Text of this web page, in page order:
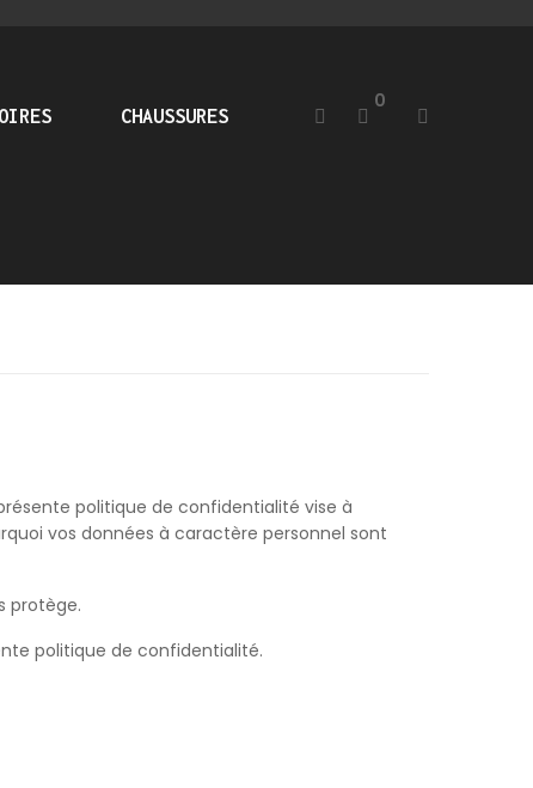
0
CHAUSSURES
politique de confidentialité vise à
vos données à caractère personnel sont
protège.
politique de confidentialité.